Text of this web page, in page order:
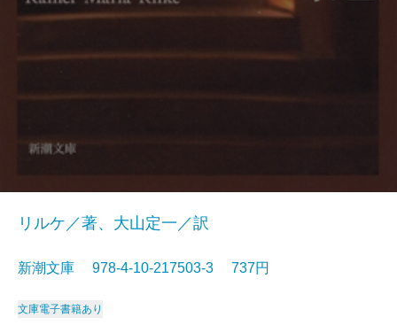
リルケ／著、大山定一／訳
新潮文庫 978-4-10-217503-3 737円
文庫電子書籍あり